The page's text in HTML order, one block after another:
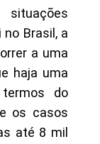
Brasil, a
a uma
haja uma
do
os casos
até 8 mil